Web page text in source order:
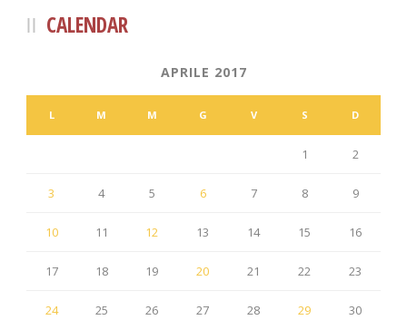
CALENDAR
APRILE 2017
L M M G V S D
1 2
3 4 5 6 7 8 9
10 11 12 13 14 15 16
17 18 19 20 21 22 23
24 25 26 27 28 29 30